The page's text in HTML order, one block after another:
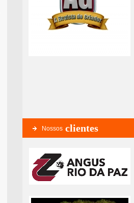
Nossos clientes